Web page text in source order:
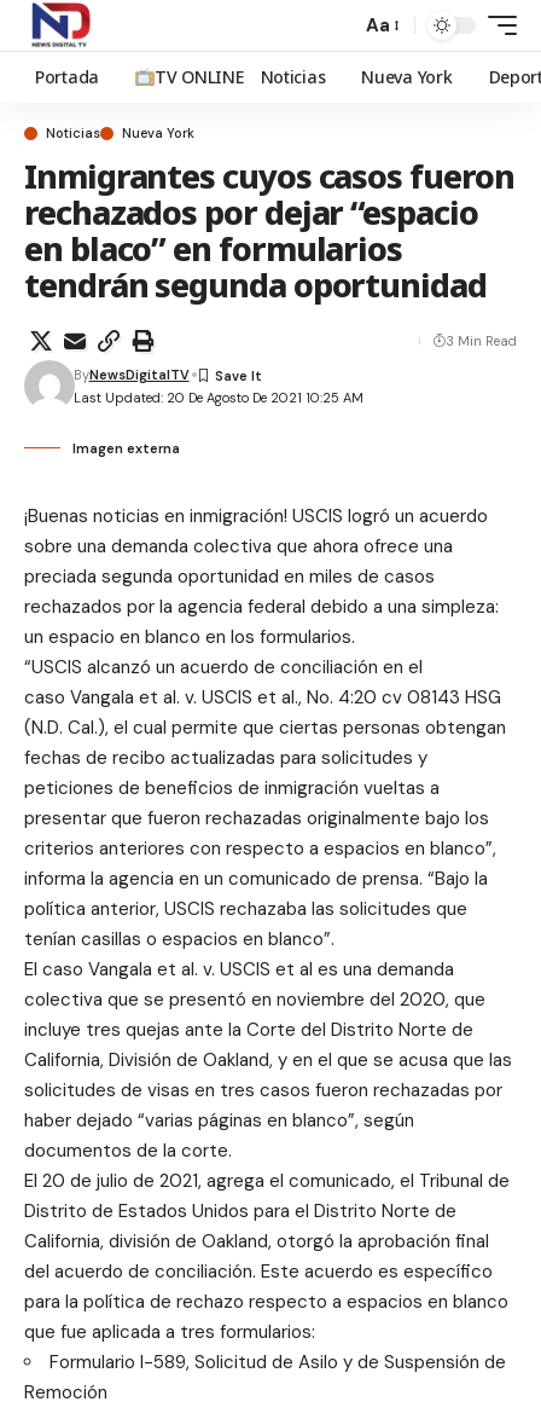
Aa
Portada TV ONLINE Noticias Nueva York
Noticias Nueva York
Inmigrantes cuyos casos fueron
rechazados por dejar “espacio
en blaco” en formularios
tendrán segunda oportunidad
Last Updated: 20 De Agosto De 2021 10:25 AM
ByNewsDigitalTV
3 Min Read
Imagen externa
¡Buenas noticias en inmigración! USCIS logró un acuerdo
sobre una demanda colectiva que ahora ofrece una
preciada segunda oportunidad en miles de casos
rechazados por la agencia federal debido a una simpleza:
un espacio en blanco en los formularios.
“USCIS alcanzó un acuerdo de conciliación en el
caso Vangala et al. v. USCIS et al., No. 4:20 cv 08143 HSG
(N.D. Cal.), el cual permite que ciertas personas obtengan
fechas de recibo actualizadas para solicitudes y
peticiones de beneficios de inmigración vueltas a
presentar que fueron rechazadas originalmente bajo los
criterios anteriores con respecto a espacios en blanco”,
informa la agencia en un comunicado de prensa. “Bajo la
política anterior, USCIS rechazaba las solicitudes que
tenían casillas o espacios en blanco”.
El caso Vangala et al. v. USCIS et al es una demanda
colectiva que se presentó en noviembre del 2020, que
incluye tres quejas ante la Corte del Distrito Norte de
California, División de Oakland, y en el que se acusa que las
solicitudes de visas en tres casos fueron rechazadas por
haber dejado “varias páginas en blanco”, según
documentos de la corte.
El 20 de julio de 2021, agrega el comunicado, el Tribunal de
Distrito de Estados Unidos para el Distrito Norte de
California, división de Oakland, otorgó la aprobación final
del acuerdo de conciliación. Este acuerdo es específico
para la política de rechazo respecto a espacios en blanco
que fue aplicada a tres formularios:
Formulario I-589, Solicitud de Asilo y de Suspensión de
Remoción